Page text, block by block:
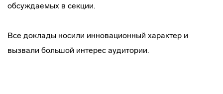
обсуждаемых в секции.
Все доклады носили инновационный характер и
вызвали большой интерес аудитории.